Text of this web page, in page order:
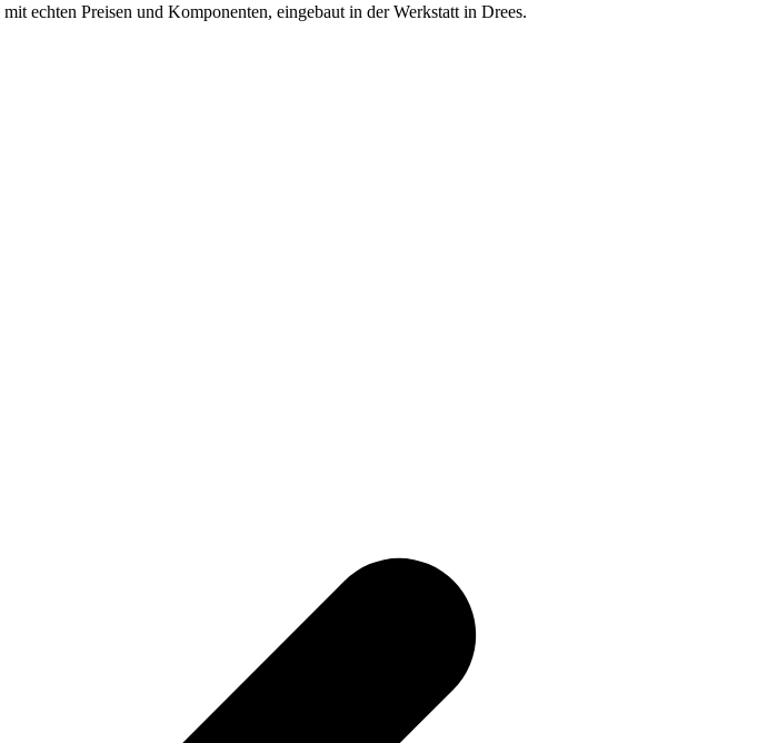
echten Preisen und Komponenten, eingebaut in der Werkstatt in Drees.